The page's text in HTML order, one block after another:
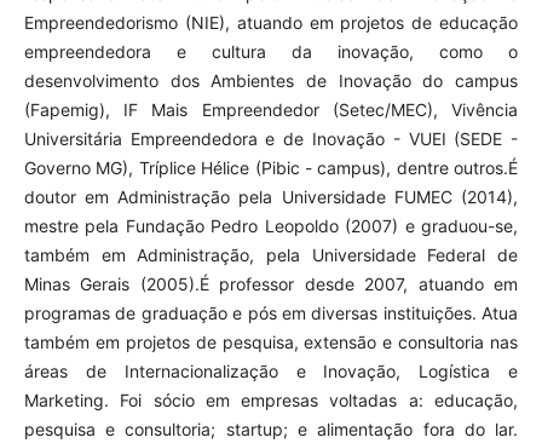
Empreendedorismo (NIE), atuando em projetos de educação
empreendedora e cultura da inovação, como o
desenvolvimento dos Ambientes de Inovação do campus
(Fapemig), IF Mais Empreendedor (Setec/MEC), Vivência
Universitária Empreendedora e de Inovação - VUEI (SEDE -
Governo MG), Tríplice Hélice (Pibic - campus), dentre outros.É
doutor em Administração pela Universidade FUMEC (2014),
mestre pela Fundação Pedro Leopoldo (2007) e graduou-se,
também em Administração, pela Universidade Federal de
Minas Gerais (2005).É professor desde 2007, atuando em
programas de graduação e pós em diversas instituições. Atua
também em projetos de pesquisa, extensão e consultoria nas
áreas de Internacionalização e Inovação, Logística e
Marketing. Foi sócio em empresas voltadas a: educação,
pesquisa e consultoria; startup; e alimentação fora do lar.